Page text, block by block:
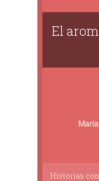
El
Historias